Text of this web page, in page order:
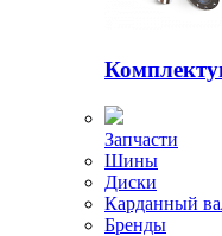
Запчасти
Шины
Диски
Карданный
Бренды